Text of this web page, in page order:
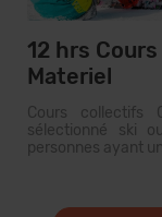
12 hrs
Materiel
Cours
sélectionné ski
personnes ayant